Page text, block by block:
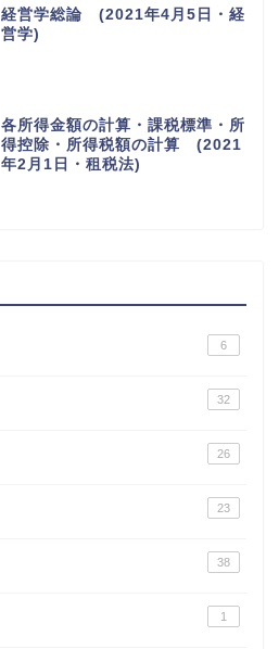
経営学総論 (2021年4月5日・経
営学)
各所得金額の計算・課税標準・所
得控除・所得税額の計算 (2021
年2月1日・租税法)
6
32
26
23
38
1